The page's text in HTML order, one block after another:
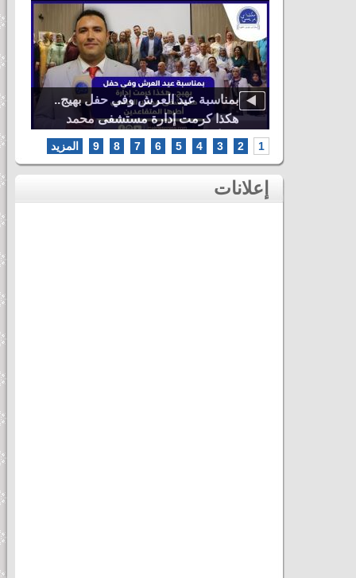
بمناسبة عيد العرش وفي حفل بهيج..
هكذا كرمت إدارة مستشفى محمد
الخامس أطرها المتقاعدين
1
2
3
4
5
6
7
8
9 المزيد